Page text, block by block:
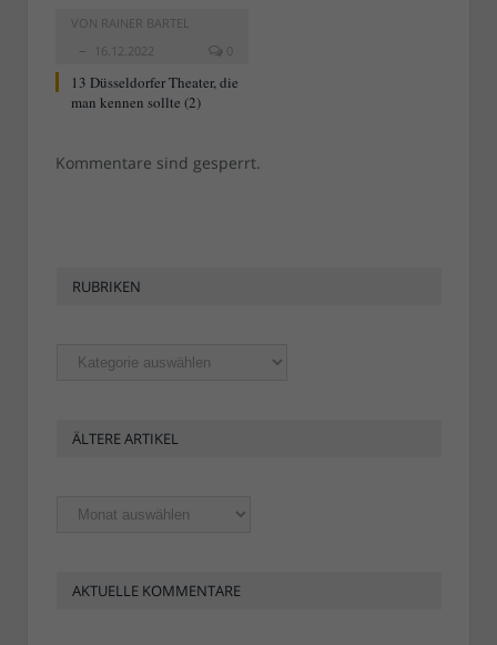
VON RAINER BARTEL
16.12.2022
0
13 Düsseldorfer Theater, die
man kennen sollte (2)
Kommentare sind gesperrt.
RUBRIKEN
Rubriken
ÄLTERE ARTIKEL
Ältere
Artikel
AKTUELLE KOMMENTARE